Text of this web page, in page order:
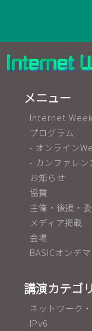
メニュー
Internet
プログラム
- オンライン
- カンファレ
お知らせ
協賛
主催・後援・
メディア掲載
会場
BASICオンデ
講演カテゴ
ネットワーク
IPv6